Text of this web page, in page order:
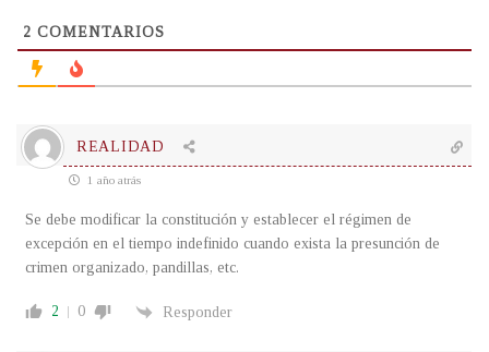
2 COMENTARIOS
REALIDAD
1 año atrás
Se debe modificar la constitución y establecer el régimen de
excepción en el tiempo indefinido cuando exista la presunción de
crimen organizado, pandillas, etc.
2 0 Responder